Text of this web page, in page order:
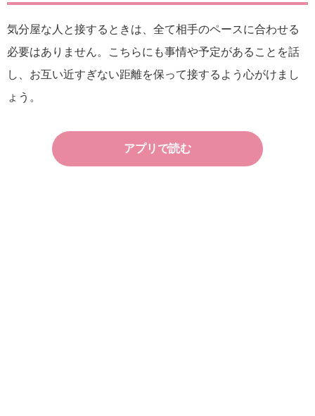
気分屋な人と接するときは、全て相手のペースに合わせる
必要はありません。こちらにも事情や予定があることを話
し、お互い近すぎない距離を保って接するよう心がけまし
ょう。
アプリで読む